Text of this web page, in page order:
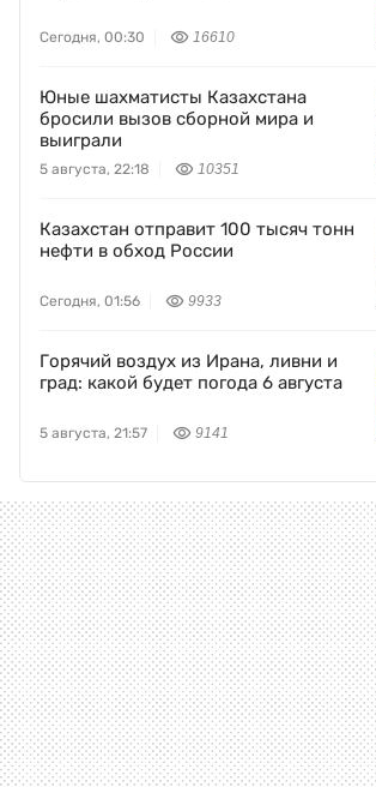
Сегодня, 00:30 16610
Юные шахматисты Казахстана
бросили вызов сборной мира и
выиграли
5 августа, 22:18 10351
Казахстан отправит 100 тысяч тонн
нефти в обход России
Сегодня, 01:56 9933
Горячий воздух из Ирана, ливни и
град: какой будет погода 6 августа
5 августа, 21:57 9141